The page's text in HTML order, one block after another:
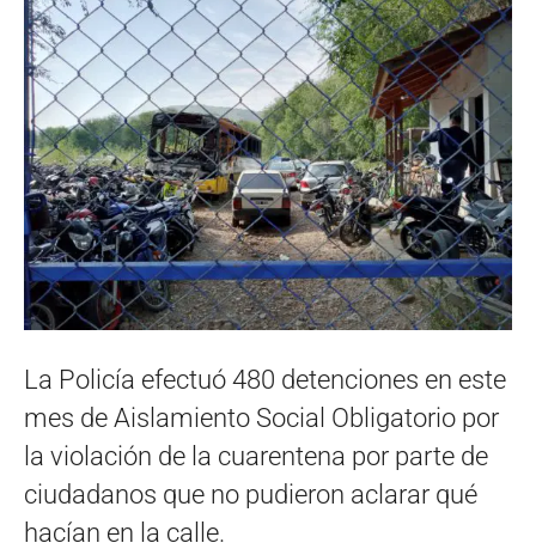
La Policía efectuó 480 detenciones en este
mes de Aislamiento Social Obligatorio por
la violación de la cuarentena por parte de
ciudadanos que no pudieron aclarar qué
hacían en la calle.